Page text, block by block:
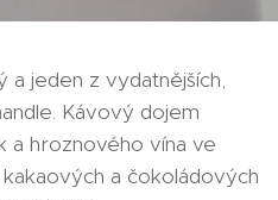
a jeden z vydatnějších,
Kávový dojem
a hroznového vína ve
a čokoládových